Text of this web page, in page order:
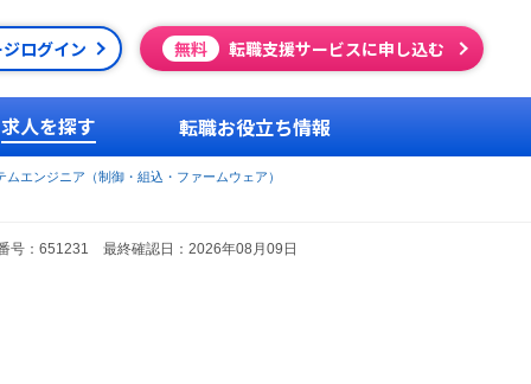
ログイン 無料 転職支援サービスに申し込む
求人を探す 転職お役立ち情報
ムエンジニア（制御・組込・ファームウェア）
号：651231 最終確認日：2026年08月09日